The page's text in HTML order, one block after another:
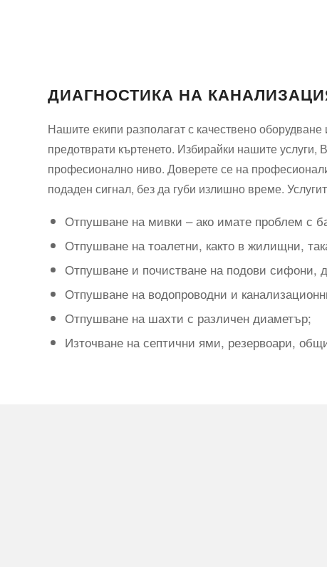
ДИАГНОСТИКА НА
Нашите екипи разполагат с качествено
предотврати къртенето. Избирайки нашите
професионално ниво. Доверете се на
подаден сигнал, без да губи излишно време.
Отпушване на мивки – ако имате проблем с
Отпушване на тоалетни, както в жилищни,
Отпушване и почистване на подови сифони,
Отпушване на водопроводни и
Отпушване на шахти с различен диаметър;
Източване на септични ями, резервоари,